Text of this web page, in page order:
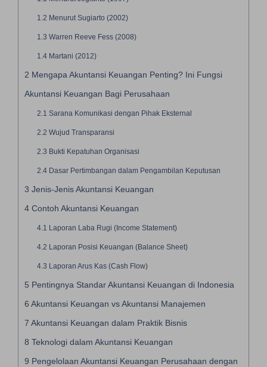
1.2 Menurut Sugiarto (2002)
1.3 Warren Reeve Fess (2008)
1.4Martani (2012)
2 Mengapa Akuntansi Keuangan Penting? Ini Fungsi
Akuntansi Keuangan Bagi Perusahaan
2.1 Sarana Komunikasi dengan Pihak Eksternal
2.2 Wujud Transparansi
2.3 Bukti Kepatuhan Organisasi
2.4Dasar Pertimbangan dalam Pengambilan Keputusan
3 Jenis-Jenis Akuntansi Keuangan
4 Contoh Akuntansi Keuangan
4.1 Laporan Laba Rugi (Income Statement)
4.2 Laporan Posisi Keuangan (Balance Sheet)
4.3 Laporan Arus Kas (Cash Flow)
5 Pentingnya Standar Akuntansi Keuangan di Indonesia
6 Akuntansi Keuangan vs Akuntansi Manajemen
7 Akuntansi Keuangan dalam Praktik Bisnis
8 Teknologi dalam Akuntansi Keuangan
9 Pengelolaan Akuntansi Keuangan Perusahaan dengan